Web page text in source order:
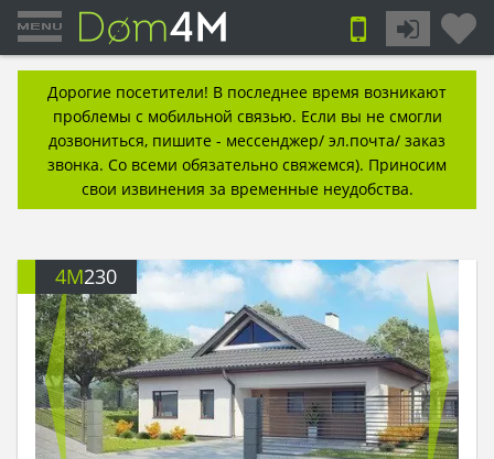
Дорогие посетители! В последнее время возникают
проблемы с мобильной связью. Если вы не смогли
дозвониться, пишите - мессенджер/ эл.почта/ заказ
звонка. Со всеми обязательно свяжемся). Приносим
свои извинения за временные неудобства.
4M230